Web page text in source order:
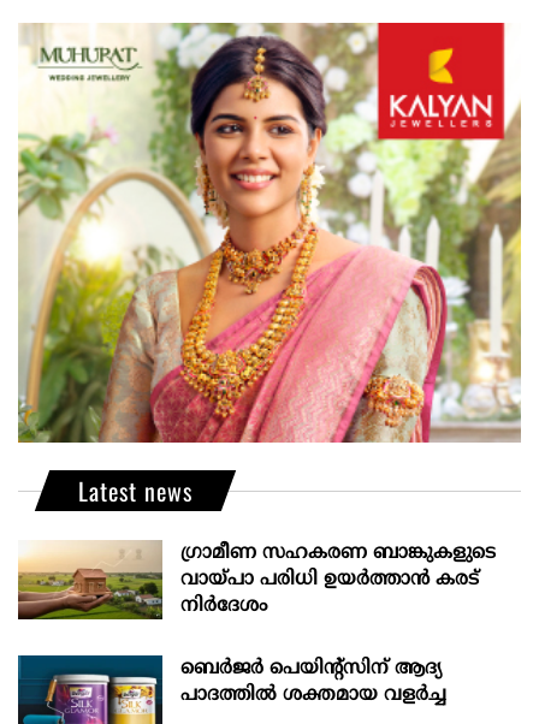
Latest news
ഗ്രാമീണ സഹകരണ ബാങ്കുകളുടെ
വായ്പാ പരിധി ഉയർത്താൻ കരട്
നിർദേശം
ബെർജർ പെയിന്റ്സിന് ആദ്യ
പാദത്തിൽ ശക്തമായ വളർച്ച